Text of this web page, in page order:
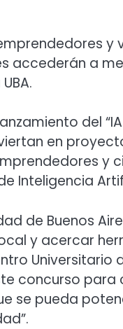
y
accederán a
del
en
Inteligencia
de Buenos
y acercar
Universitario
concurso
se pueda